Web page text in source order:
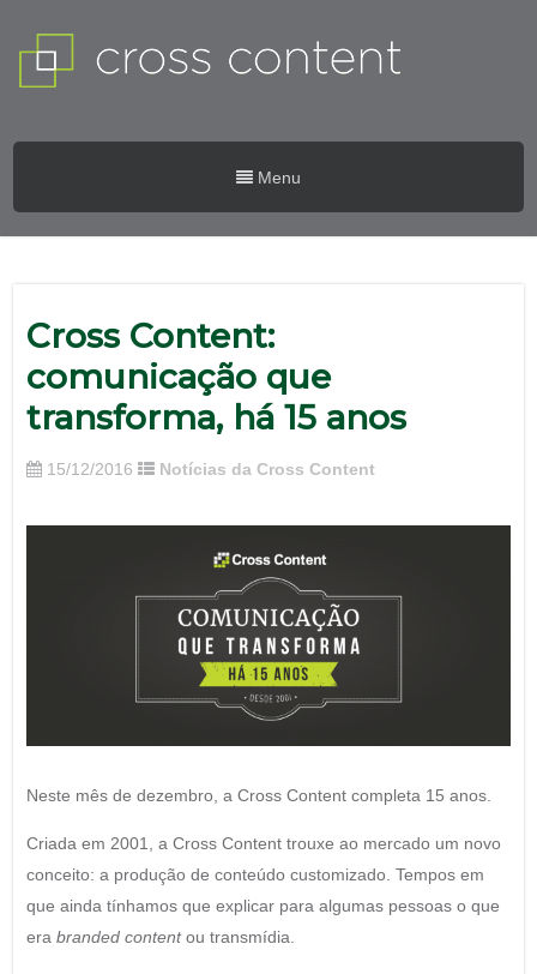
Menu
Cross Content:
comunicação que
transforma, há 15 anos
15/12/2016 Notícias da Cross Content
Neste mês de dezembro, a Cross Content completa 15 anos.
Criada em 2001, a Cross Content trouxe ao mercado um novo
conceito: a produção de conteúdo customizado. Tempos em
que ainda tínhamos que explicar para algumas pessoas o que
era branded contentou transmídia.